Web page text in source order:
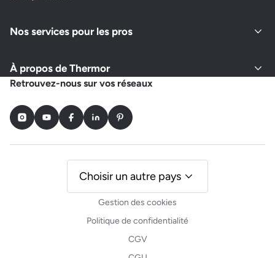
Nos services pour les pros
À propos de Thermor
Retrouvez-nous sur vos réseaux
InstagramYoutubeFacebookLinkedInPinterest
Gestion des cookies
Politique de confidentialité
CGV
Choisir un autre pays